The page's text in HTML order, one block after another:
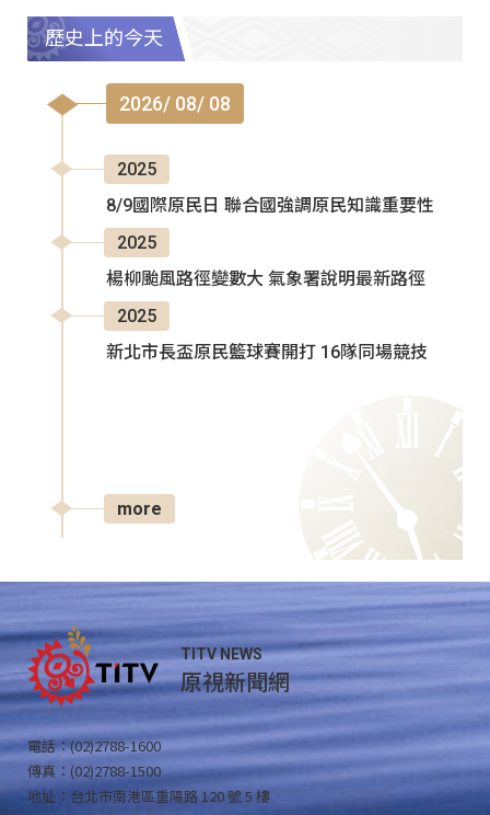
歷史上的今天
2026/ 08/ 08
2025
8/9國際原民日 聯合國強調原民知識重要性
2025
楊柳颱風路徑變數大 氣象署說明最新路徑
2025
新北市長盃原民籃球賽開打 16隊同場競技
more
TITV NEWS
原視新聞網
電話：(02)2788-1600
傳真：(02)2788-1500
地址：台北市南港區重陽路 120 號 5 樓